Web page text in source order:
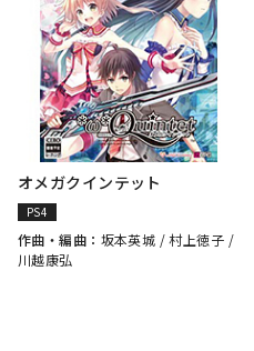
オメガクインテット
PS4
作曲・編曲： 坂本英城 /村上徳子 /
川越康弘